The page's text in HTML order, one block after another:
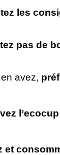
les
pas de
avez,
et